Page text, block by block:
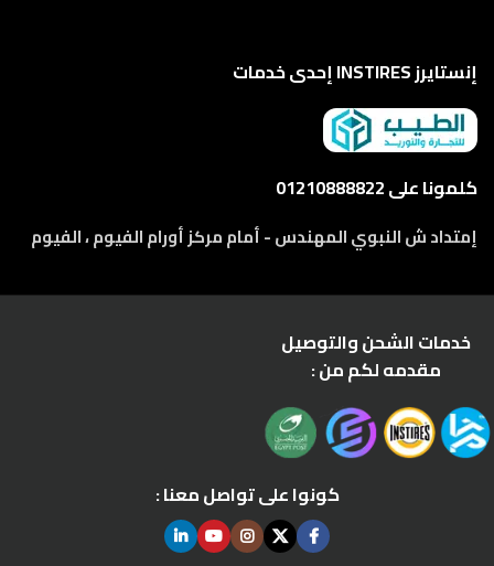
إنستايرز INSTIRES إحدى خدمات
كلمونا على 01210888822
إمتداد ش النبوي المهندس - أمام مركز أورام الفيوم ، الفيوم
خدمات الشحن والتوصيل
مقدمه لكم من :
كونوا على تواصل معنا :